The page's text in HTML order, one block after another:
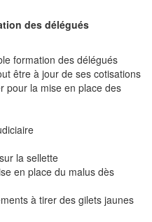
des délégués
formation des délégués
être à jour de ses cotisations
pour la mise en place des
la sellette
en place du malus dès
à tirer des gilets jaunes